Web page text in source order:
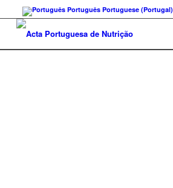
Português Portuguese (Portugal)